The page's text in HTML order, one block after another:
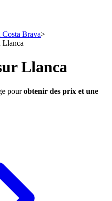
Costa Brava>
Llanca
Llanca
pourobtenir des prix et une